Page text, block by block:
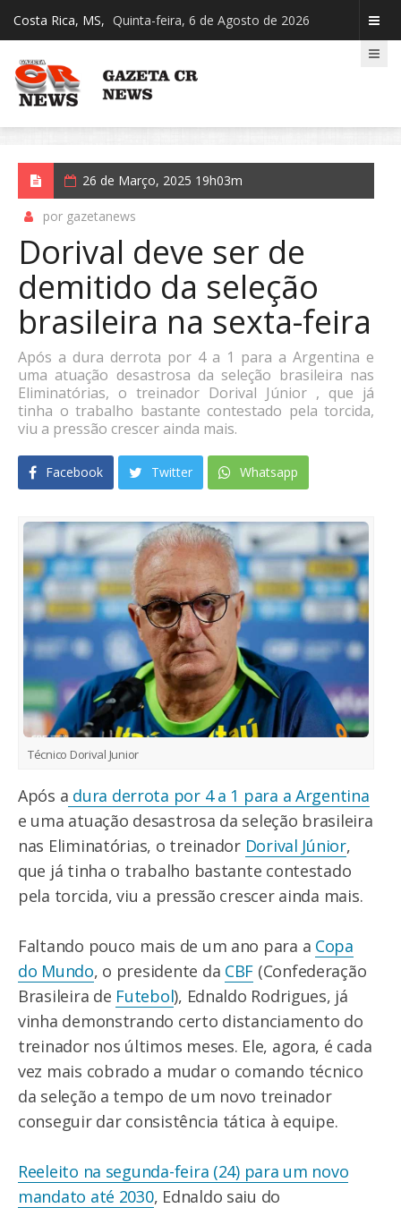
Costa Rica, MS, Quinta-feira, 6 de Agosto de 2026
26 de Março, 2025 19h03m
por gazetanews
Dorival deve ser de
demitido da seleção
brasileira na sexta-feira
Após a dura derrota por 4 a 1 para a Argentina e
uma atuação desastrosa da seleção brasileira nas
Eliminatórias, o treinador Dorival Júnior , que já
tinha o trabalho bastante contestado pela torcida,
viu a pressão crescer ainda mais.
Facebook Twitter Whatsapp
Técnico Dorival Junior
Após a dura derrota por 4 a 1 para a Argentina
e uma atuação desastrosa da seleção brasileira
nas Eliminatórias, o treinador Dorival Júnior,
que já tinha o trabalho bastante contestado
pela torcida, viu a pressão crescer ainda mais.
Faltando pouco mais de um ano para a Copa
do Mundo, o presidente da CBF (Confederação
Brasileira de Futebol), Ednaldo Rodrigues, já
vinha demonstrando certo distanciamento do
treinador nos últimos meses. Ele, agora, é cada
vez mais cobrado a mudar o comando técnico
da seleção a tempo de um novo treinador
conseguir dar consistência tática à equipe.
Reeleito na segunda-feira (24) para um novo
mandato até 2030, Ednaldo saiu do